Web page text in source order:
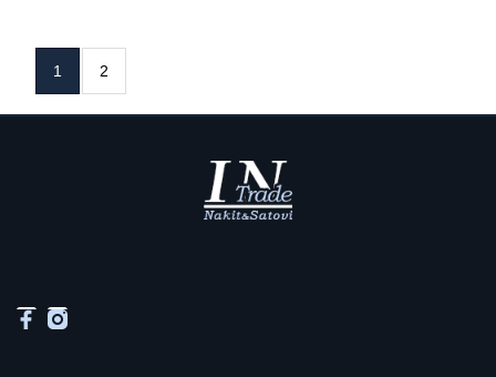
1 2